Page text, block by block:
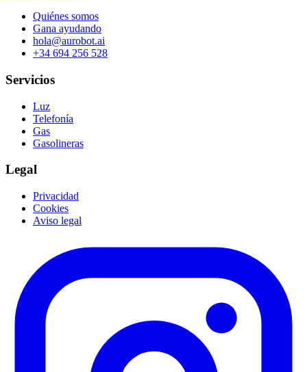
Quiénes somos
Gana ayudando
hola@aurobot.ai
+34 694 256 528
Servicios
Luz
Telefonía
Gas
Gasolineras
Legal
Privacidad
Cookies
Aviso legal